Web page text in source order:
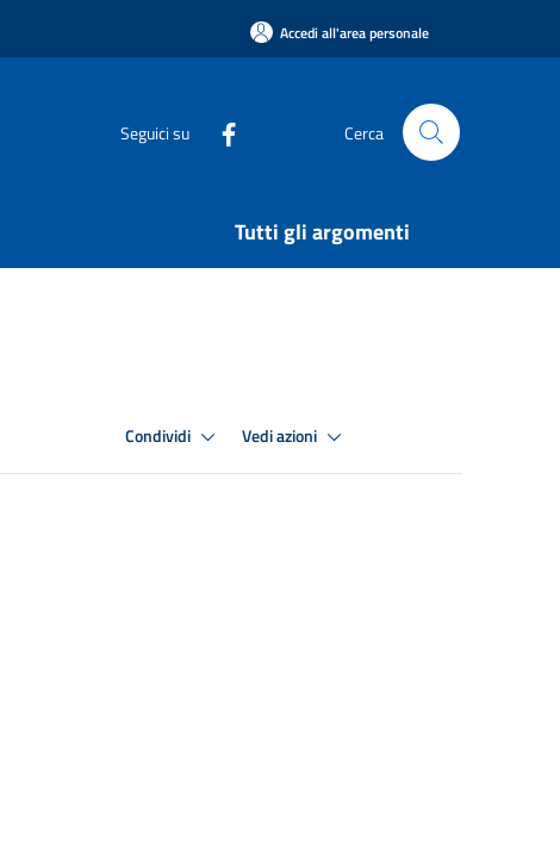
Accedi all'area personale
Seguici su Cerca
Tutti gli argomenti
Condividi Vedi azioni